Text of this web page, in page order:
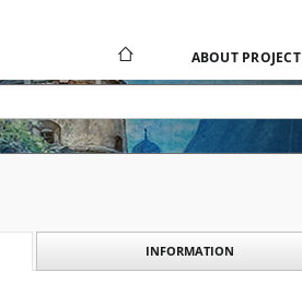
ABOUT PROJECT
INFORMATION